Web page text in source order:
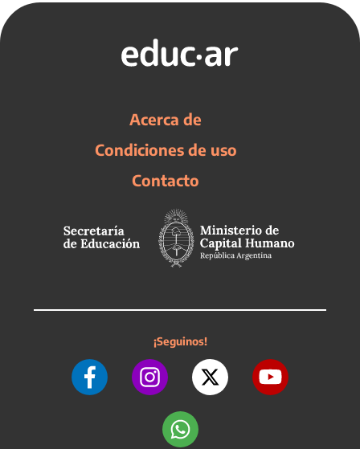
Acerca de
Condiciones de uso
Contacto
¡Seguinos!